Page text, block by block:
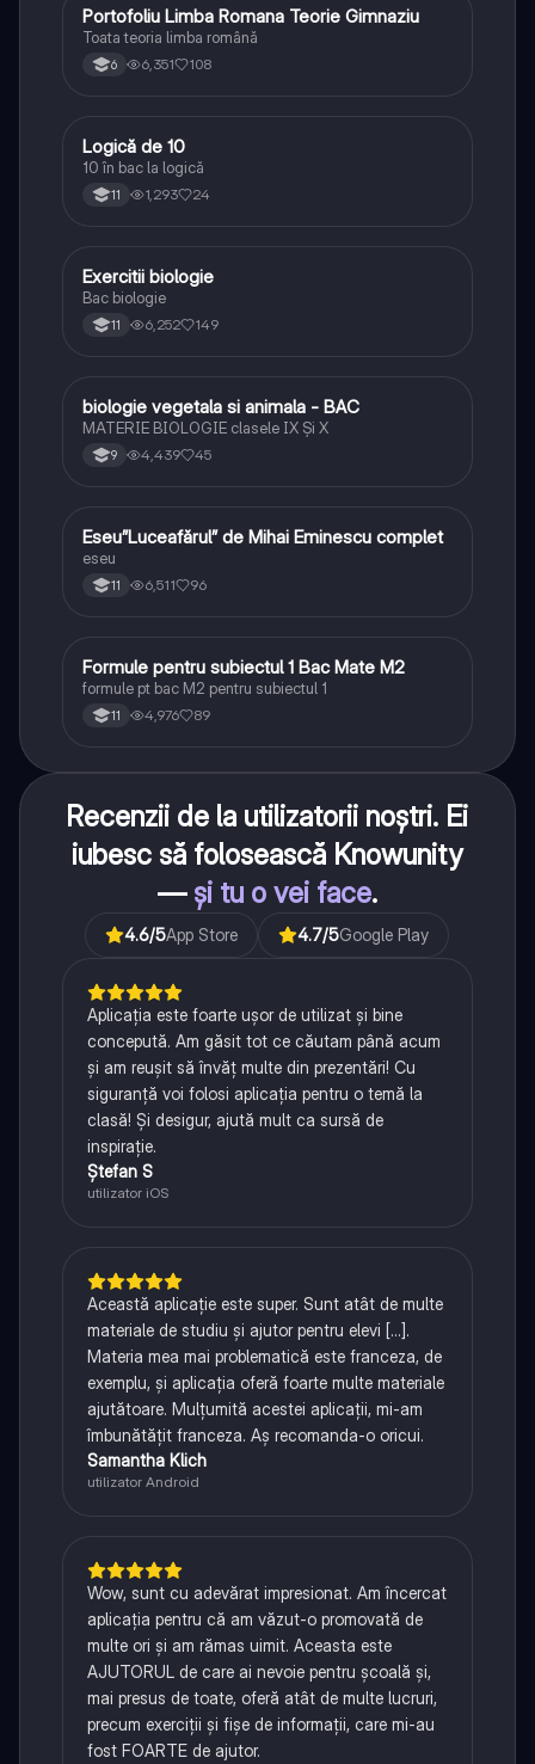
Limba și literatura română
Portofoliu Limba Romana Teorie Gimnaziu
Toata teoria limba română
6 6,351 108
Logică
Logică de 10
10 în bac la logică
11 1,293 24
Biologie
Exercitii biologie
Bac biologie
11 6,252 149
Biologie
biologie vegetala si animala - BAC
MATERIE BIOLOGIE clasele IX Şi X
9 4,439 45
Limba și literatura română
Eseu”Luceafărul” de Mihai Eminescu complet
eseu
11 6,511 96
Matematică
Formule pentru subiectul 1 Bac Mate M2
formule pt bac M2 pentru subiectul 1
11 4,976 89
Recenzii de la utilizatorii noștri. Ei
iubesc să folosească Knowunity
— și tu o vei face.
4.6/5App Store 4.7/5Google Play
Aplicația este foarte ușor de utilizat și bine
concepută. Am găsit tot ce căutam până acum
și am reușit să învăț multe din prezentări! Cu
siguranță voi folosi aplicația pentru o temă la
clasă! Și desigur, ajută mult ca sursă de
inspirație.
Ștefan S
utilizator iOS
Această aplicație este super. Sunt atât de multe
materiale de studiu și ajutor pentru elevi [...].
Materia mea mai problematică este franceza, de
exemplu, și aplicația oferă foarte multe materiale
ajutătoare. Mulțumită acestei aplicații, mi-am
îmbunătățit franceza. Aș recomanda-o oricui.
Samantha Klich
utilizator Android
Wow, sunt cu adevărat impresionat. Am încercat
aplicația pentru că am văzut-o promovată de
multe ori și am rămas uimit. Aceasta este
AJUTORUL de care ai nevoie pentru școală și,
mai presus de toate, oferă atât de multe lucruri,
precum exerciții și fișe de informații, care mi-au
fost FOARTE de ajutor.